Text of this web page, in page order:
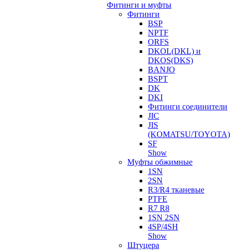
Фитинги и муфты
Фитинги
BSP
NPTF
ORFS
DKOL(DKL) и
DKOS(DKS)
BANJO
BSPT
DK
DKI
Фитинги соединители
JIC
JIS
(KOMATSU/TOYOTA)
SF
Show
Муфты обжимные
1SN
2SN
R3/R4 тканевые
PTFE
R7 R8
1SN 2SN
4SP/4SH
Show
Штуцера